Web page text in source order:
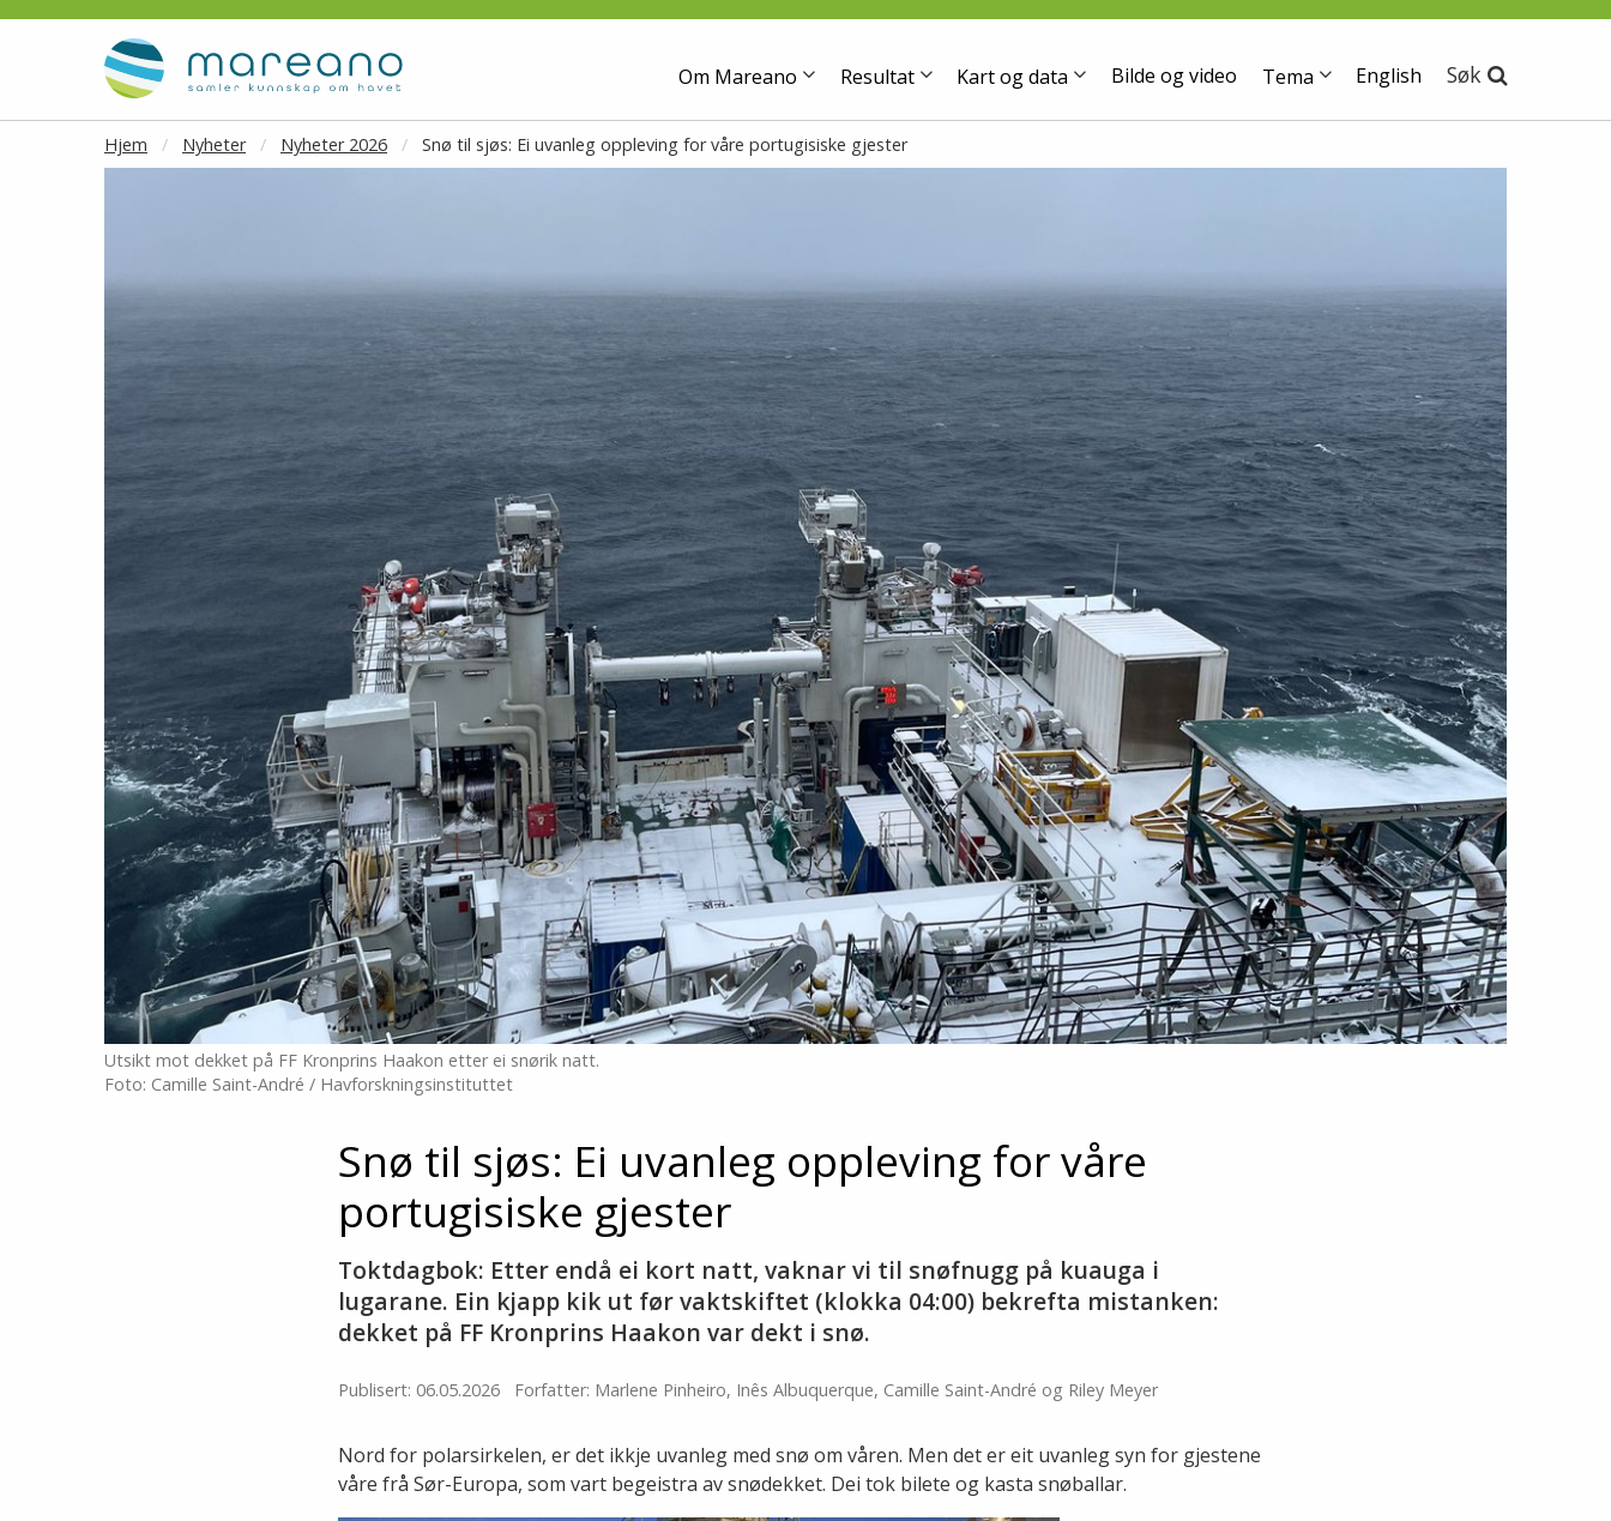
Gå til hovedinnhold
Om Mareano Resultat Kart og data Bilde og video Tema English Søk
Hjem Nyheter Nyheter 2026 Snø til sjøs: Ei uvanleg oppleving for våre portugisiske gjester
Utsikt mot dekket på FF Kronprins Haakon etter ei snørik natt.
Foto: Camille Saint-André / Havforskningsinstituttet
Snø til sjøs: Ei uvanleg oppleving for våre
portugisiske gjester
Toktdagbok: Etter endå ei kort natt, vaknar vi til snøfnugg på kuauga i
lugarane. Ein kjapp kik ut før vaktskiftet (klokka 04:00) bekrefta mistanken:
dekket på FF Kronprins Haakon var dekt i snø.
Publisert: 06.05.2026 Forfatter: Marlene Pinheiro, Inês Albuquerque, Camille Saint-André og Riley Meyer
Nord for polarsirkelen, er det ikkje uvanleg med snø om våren. Men det er eit uvanleg syn for gjestene
våre frå Sør-Europa, som vart begeistra av snødekket. Dei tok bilete og kasta snøballar.